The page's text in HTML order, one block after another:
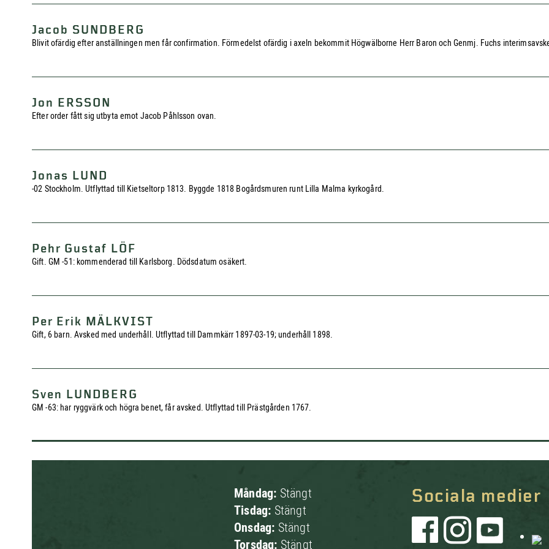
Jacob SUNDBERG
Blivit ofärdig efter anställningen men får confirmation. Förmedelst ofärdig i axeln bekommit Högwälborne Herr Baron och Genmj. Fuchs
Jon ERSSON
Efter order fått sig utbyta emot Jacob Påhlsson ovan.
Jonas LUND
-02 Stockholm. Utflyttad till Kietseltorp 1813. Byggde 1818 Bogårdsmuren runt Lilla Malma kyrkogård.
Pehr Gustaf LÖF
Gift. GM -51: kommenderad till Karlsborg. Dödsdatum osäkert.
Per Erik MÄLKVIST
Gift, 6 barn. Avsked med underhåll. Utflyttad till Dammkärr 1897-03-19; underhåll 1898.
Sven LUNDBERG
GM -63: har ryggvärk och högra benet, får avsked. Utflyttad till Prästgården 1767.
Måndag: Stängt
Tisdag: Stängt
Onsdag: Stängt
Torsdag: Stängt
Sociala medier